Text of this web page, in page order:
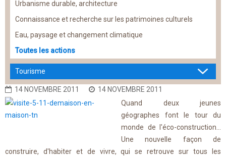
Urbanisme durable, architecture
Connaissance et recherche sur les patrimoines culturels
Eau, paysage et changement climatique
Toutes les actions
Tourisme
14 NOVEMBRE 2011
14 NOVEMBRE 2011
Quand deux jeunes
géographes font le tour du
monde de l'éco-construction...
Une nouvelle façon de
construire, d'habiter et de vivre, qui se retrouve sur tous les